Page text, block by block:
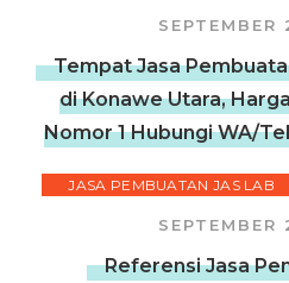
Tempat Jasa
di Konawe Utara,
Nomor 1 Hubungi WA/
JASA PEMBUATAN JAS LAB
Referensi Jasa